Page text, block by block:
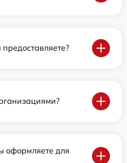
оформляете для